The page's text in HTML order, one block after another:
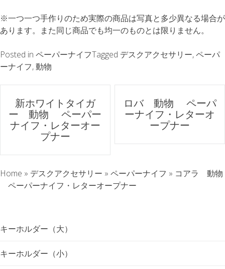
※一つ一つ手作りのため実際の商品は写真と多少異なる場合が
あります。また同じ商品でも均一のものとは限りません。
Posted in ペーパーナイフTagged デスクアクセサリー,ペーパ
ーナイフ,動物
ポ
ス
ナ
ビ
新ホワイトタイガ
ー 動物 ペーパー
ナイフ・レターオー
プナー
ロバ 動物 ペーパ
ーナイフ・レターオ
ープナー
Home » デスクアクセサリー » ペーパーナイフ » コアラ 動物
ペーパーナイフ・レターオープナー
キーホルダー（大）
キーホルダー（小）